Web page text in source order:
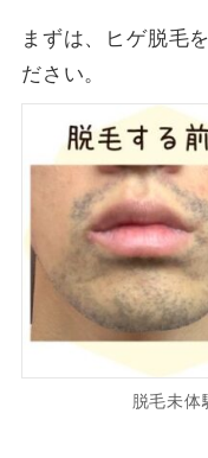
まずは、ヒゲ脱毛
ださい。
脱毛未体